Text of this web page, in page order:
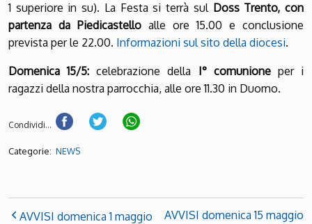
1 superiore in su). La Festa si terrà sulDoss Trento, con
partenza da Piedicastello alle ore 15.00 e conclusione
prevista per le 22.00. Informazioni sul sito della diocesi.
Domenica 15/5:celebrazione della I° comunioneper i
ragazzi della nostra parrocchia, alle ore 11.30 in Duomo.
Condividi...
Categorie: NEWS
AVVISI domenica 1 maggio
AVVISI domenica 15 maggio